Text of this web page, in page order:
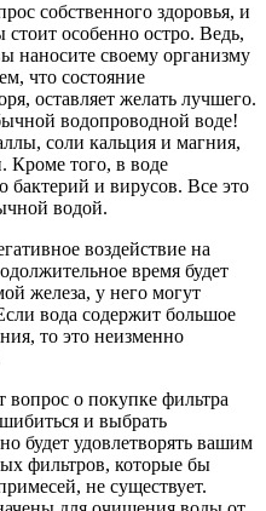
собственного здоровья, и
особенно остро. Ведь,
наносите своему организму
что состояние
оставляет желать лучшего.
водопроводной воде!
соли кальция и магния,
Кроме того, в воде
бактерий и вирусов. Все это
водой.
воздействие на
время будет
железа, у него могут
вода содержит большое
то это неизменно
вопрос о покупке фильтра
и выбрать
будет удовлетворять вашим
фильтров, которые бы
не существует.